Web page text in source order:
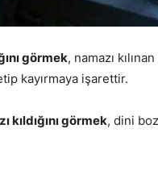
görmek, namazı
kayırmaya işarettir.
kıldığını görmek, dini